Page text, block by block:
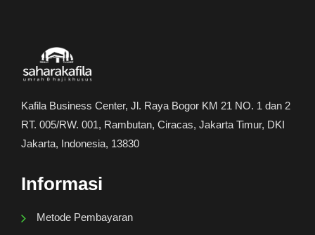
Kafila Business Center, Jl. Raya Bogor KM 21 NO. 1 dan 2
RT. 005/RW. 001, Rambutan, Ciracas, Jakarta Timur, DKI
Jakarta, Indonesia, 13830
Informasi
Metode Pembayaran